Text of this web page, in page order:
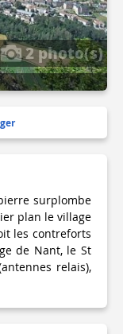
2 photo(s)
surplombe
plan le village
les contreforts
de Nant, le St
relais),